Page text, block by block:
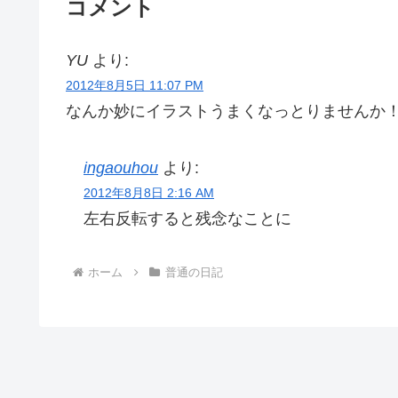
コメント
YU より:
2012年8月5日 11:07 PM
なんか妙にイラストうまくなっとりませんか
ingaouhou より:
2012年8月8日 2:16 AM
左右反転すると残念なことに
ホーム 普通の日記